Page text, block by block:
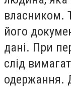
власником.
його
дані. При
слід
одержання.